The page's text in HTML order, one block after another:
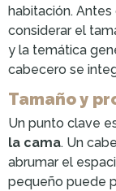
habitación.
considerar el
y la temática
cabecero se
Tamaño y
Un punto clave
la cama. Un
abrumar el
pequeño puede